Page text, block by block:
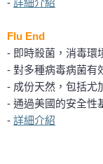
- 詳細介紹
Flu End
- 即時殺菌，消毒環
- 對多種病毒病菌有
- 成份天然，包括尤
- 通過美國的安全性
- 詳細介紹